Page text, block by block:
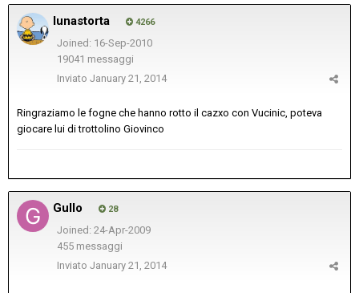
lunastorta 4266
Joined: 16-Sep-2010
19041 messaggi
Inviato January 21, 2014
Ringraziamo le fogne che hanno rotto il cazxo con Vucinic, poteva
giocare lui di trottolino Giovinco
Gullo 28
Joined: 24-Apr-2009
455 messaggi
Inviato January 21, 2014